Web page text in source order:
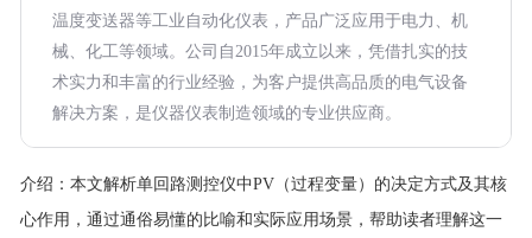
温度变送器等工业自动化仪表，产品广泛应用于电力、机
械、化工等领域。公司自2015年成立以来，凭借扎实的技
术实力和丰富的行业经验，为客户提供高品质的电气设备
解决方案，是仪器仪表制造领域的专业供应商。
介绍： 本文解析单回路测控仪中PV（过程变量）的决定方式及其核
心作用，通过通俗易懂的比喻和实际应用场景，帮助读者理解这一